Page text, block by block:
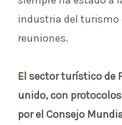
industria del turismo
reuniones.
El sector turístico de
unido, con
por el Consejo